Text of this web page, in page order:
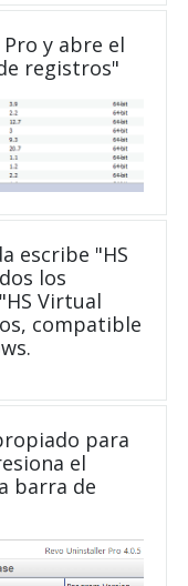
y abre el
registros"
escribe "HS
los
Virtual
compatible
para
el
barra de